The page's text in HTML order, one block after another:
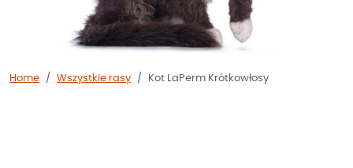
Home Wszystkie rasy Kot LaPerm Krótkowłosy